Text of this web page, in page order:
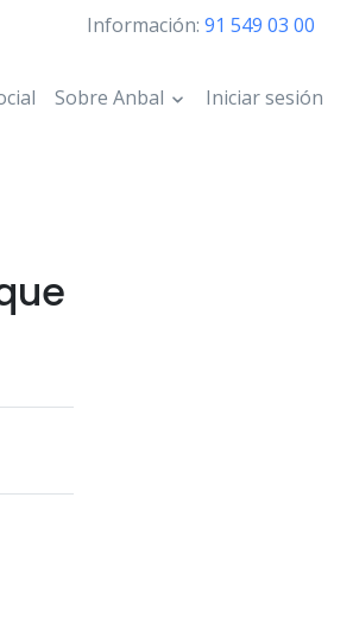
Información: 91 549 03 00
Sobre Anbal Iniciar sesión